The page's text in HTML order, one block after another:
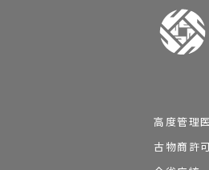
高度管理
古物商許